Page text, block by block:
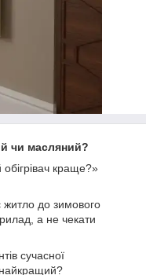
чи масляний?
краще?»
житло до зимового
а не чекати
сучасної